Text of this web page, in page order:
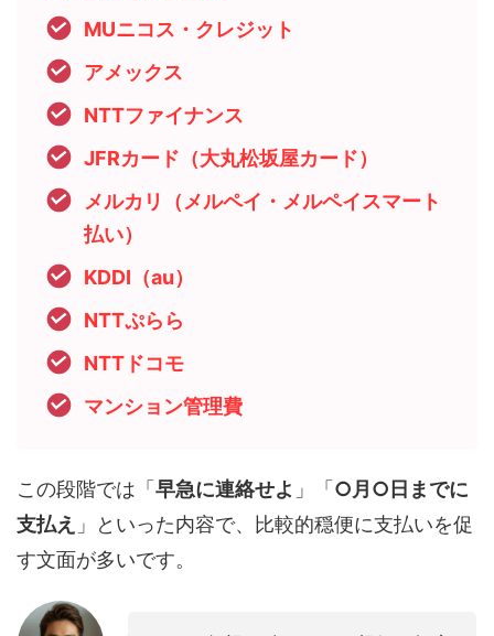
MUニコス・クレジット
アメックス
NTTファイナンス
JFRカード（大丸松坂屋カード）
メルカリ（メルペイ・メルペイスマート
払い）
KDDI（au）
NTTぷらら
NTTドコモ
マンション管理費
この段階では「 早急に連絡せよ 」「 ○月○日までに
支払え 」といった内容で、比較的穏便に支払いを促
す文面が多いです。